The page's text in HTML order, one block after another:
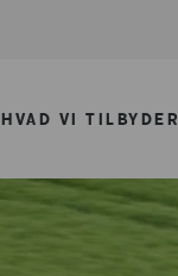
HVAD VI TILBYDER